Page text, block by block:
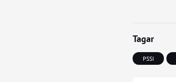
Tagar
PSSI